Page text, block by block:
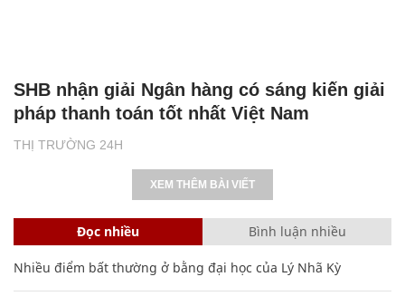
THỊ TRƯỜNG 24H
SHB nhận giải Ngân hàng có sáng kiến giải
pháp thanh toán tốt nhất Việt Nam
XEM THÊM BÀI VIẾT
Đọc nhiều Bình luận nhiều
Nhiều điểm bất thường ở bằng đại học của Lý Nhã Kỳ